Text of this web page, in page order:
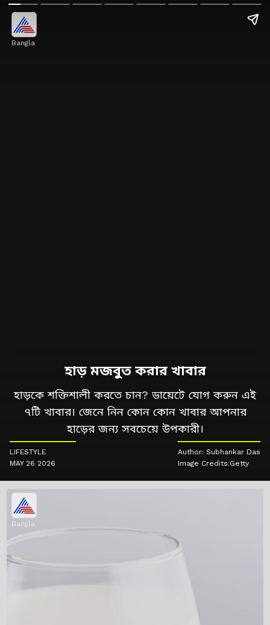
Bangla
হাড় মজবুত করার খাবার
হাড়কে শক্তিশালী করতে চান? ডায়েটে যোগ করুন এই
৭টি খাবার। জেনে নিন কোন কোন খাবার আপনার
হাড়ের জন্য সবচেয়ে উপকারী।
LIFESTYLE
MAY 26 2026
Author: Subhankar Das
Image Credits:Getty
Bangla